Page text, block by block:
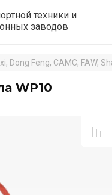
техники и
заводов
Dong Feng, CAMC, FAW,
WP10